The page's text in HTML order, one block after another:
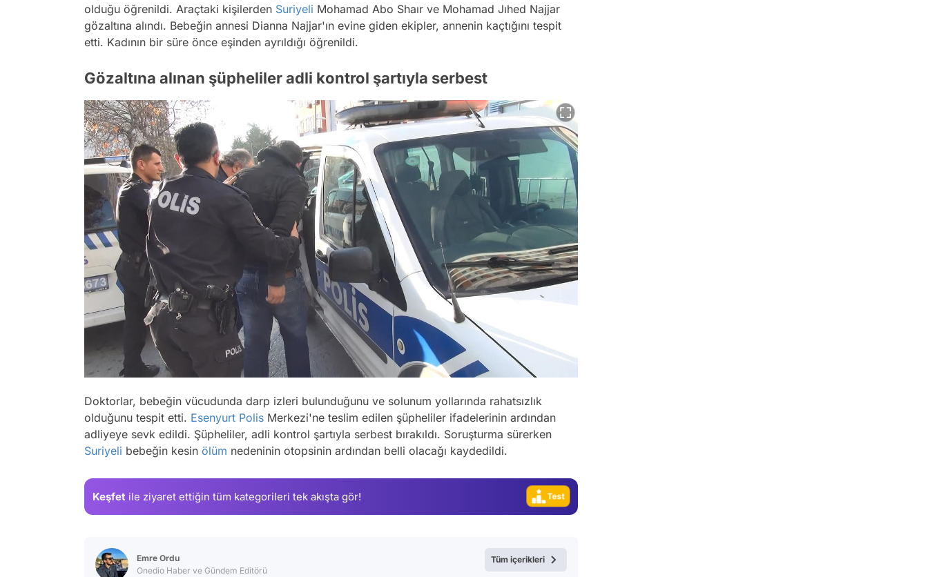
olduğu öğrenildi. Araçtaki kişilerden Suriyeli Mohamad Abo Shaır ve Mohamad Jıhed Najjar
gözaltına alındı. Bebeğin annesi Dianna Najjar'ın evine giden ekipler, annenin kaçtığını tespit
etti. Kadının bir süre önce eşinden ayrıldığı öğrenildi.
Gözaltına alınan şüpheliler adli kontrol şartıyla serbest
Doktorlar, bebeğin vücudunda darp izleri bulunduğunu ve solunum yollarında rahatsızlık
olduğunu tespit etti. Esenyurt Polis Merkezi'ne teslim edilen şüpheliler ifadelerinin ardından
adliyeye sevk edildi. Şüpheliler, adli kontrol şartıyla serbest bırakıldı. Soruşturma sürerken
Suriyeli bebeğin kesin ölüm nedeninin otopsinin ardından belli olacağı kaydedildi.
Keşfet ile ziyaret ettiğin tüm kategorileri tek akışta gör! Gündem
Test
Emre Ordu
Onedio Haber ve Gündem Editörü
Tüm içerikleri